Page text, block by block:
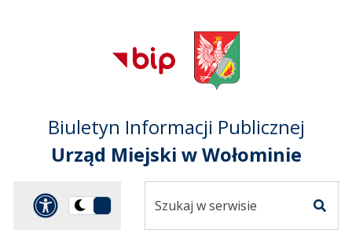
Przejdź do
głównego menu
Przejdź do treści
Przejdź do mapy
serwisu
Biuletyn Informacji Publicznej
Urząd Miejski w Wołominie
Panel dostosowania
Przełącz
serwisie